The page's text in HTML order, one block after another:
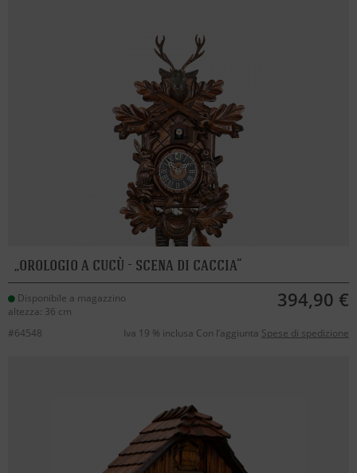
orologio a cucù - scena di caccia
Disponibile a magazzino
altezza: 36 cm
394,90 €
#64548 Iva 19 % inclusa Con l’aggiunta Spese di spedizione